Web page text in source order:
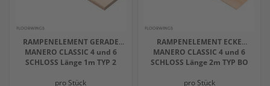
RAMPENELEMENT GERADE
MANERO CLASSIC 4 und 6
SCHLOSS Länge 1m TYP 2
pro Stück
RAMPENELEMENT ECKE
MANERO CLASSIC 4 und 6
SCHLOSS Länge 2m TYP BO
pro Stück